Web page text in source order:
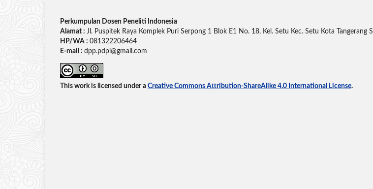
Perkumpulan Dosen Peneliti Indonesia
Alamat : Jl. Puspitek Raya Komplek Puri Serpong 1 Blok E1 No. 18, Kel. Setu Kec. Setu Kota
HP/WA : 081322206464
E-mail : dpp.pdpi@gmail.com
This work is licensed under a Creative Commons Attribution-ShareAlike 4.0 International License.